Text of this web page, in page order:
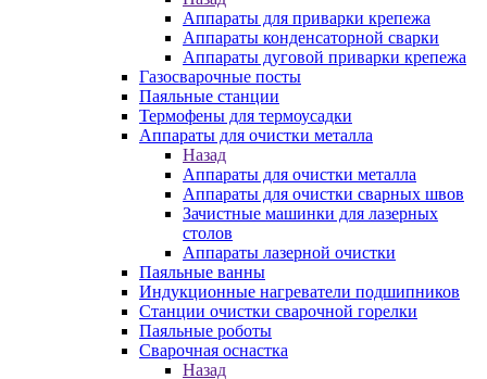
Аппараты для приварки крепежа
Аппараты конденсаторной сварки
Аппараты дуговой приварки крепежа
Газосварочные посты
Паяльные станции
Термофены для термоусадки
Аппараты для очистки металла
Назад
Аппараты для очистки металла
Аппараты для очистки сварных швов
Зачистные машинки для лазерных
столов
Аппараты лазерной очистки
Паяльные ванны
Индукционные нагреватели подшипников
Станции очистки сварочной горелки
Паяльные роботы
Сварочная оснастка
Назад